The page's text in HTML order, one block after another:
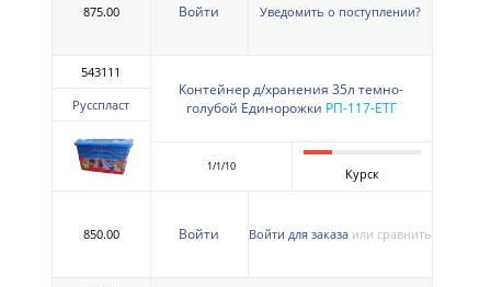
875.00 Войти Уведомить о поступлении?
543111
Русспласт
Контейнер д/хранения 35л темно-
голубой Единорожки РП-117-ЕТГ
1/1/10 Курск
850.00 Войти Войти для заказа или сравнить